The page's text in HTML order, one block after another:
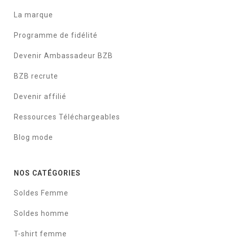
La marque
Programme de fidélité
Devenir Ambassadeur BZB
BZB recrute
Devenir affilié
Ressources Téléchargeables
Blog mode
NOS CATÉGORIES
Soldes Femme
Soldes homme
T-shirt femme